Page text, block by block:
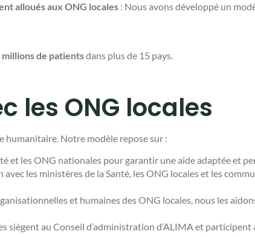
alloués aux ONG locales : Nous avons développé un
millions de patientsdans plus de 15 pays.
les ONG locales
humanitaire. Notre modèle repose sur :
et les ONG nationales pour garantir une aide adaptée et
les ministères de la Santé, les ONG locales et les
et humaines des ONG locales, nous les
siègent au Conseil d’administration d’ALIMA et